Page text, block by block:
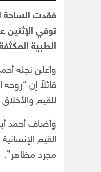
فقدت الساحة
الطبية
وأعلن نجله
قائلاً إن
للقيم
وأضاف أحمد
القيم
مجرد مظاهر”.